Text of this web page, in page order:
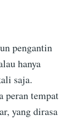
pengantin
hanya
saja.
peran tempat
yang dirasa